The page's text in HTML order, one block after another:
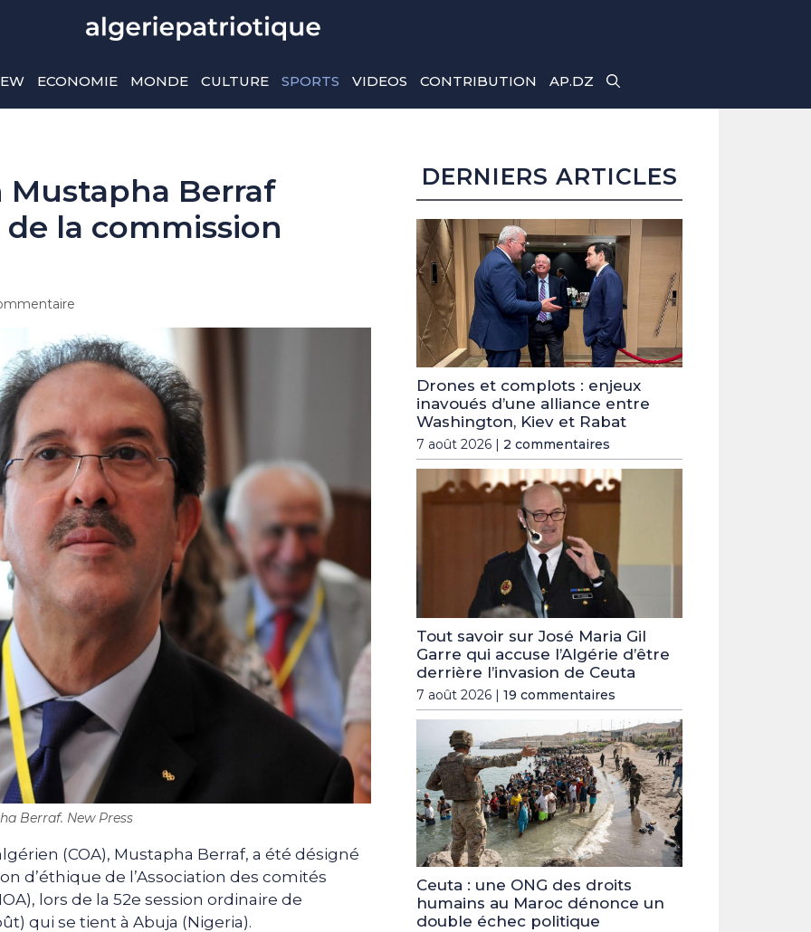
ECONOMIE MONDE CULTURE SPORTS VIDEOS CONTRIBUTION AP.DZ
Mustapha Berraf
la commission
Berraf. New Press
(COA), Mustapha Berraf, a été désigné
d’éthique de l’Association des comités
lors de la 52e session ordinaire de
qui se tient à Abuja (Nigeria).
DERNIERS ARTICLES
Drones et complots : enjeux
inavoués d’une alliance entre
Washington, Kiev et Rabat
7 août 2026 | 2 commentaires
Tout savoir sur José Maria Gil
Garre qui accuse l’Algérie d’être
derrière l’invasion de Ceuta
7 août 2026 | 19 commentaires
Ceuta : une ONG des droits
humains au Maroc dénonce un
double échec politique